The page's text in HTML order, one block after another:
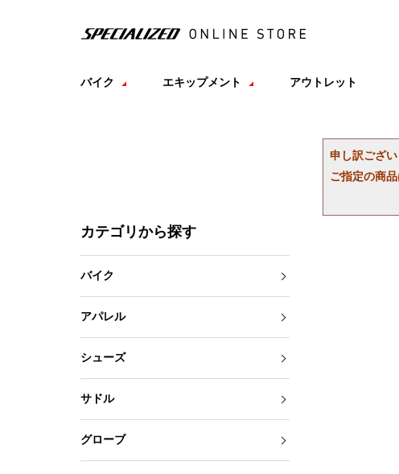
バイク エキップメント アウトレット
申し訳ござい
ご指定の商
カテゴリから探す
バイク
アパレル
シューズ
サドル
グローブ